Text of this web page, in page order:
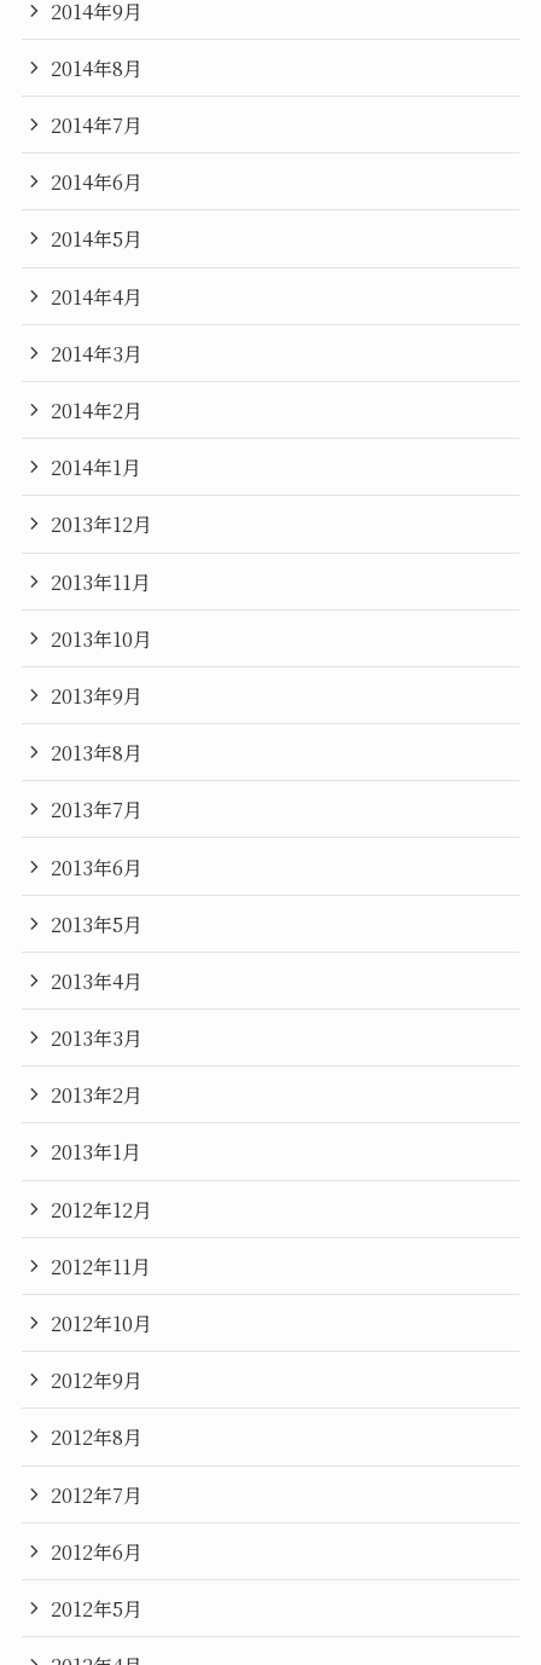
2014年9月
2014年8月
2014年7月
2014年6月
2014年5月
2014年4月
2014年3月
2014年2月
2014年1月
2013年12月
2013年11月
2013年10月
2013年9月
2013年8月
2013年7月
2013年6月
2013年5月
2013年4月
2013年3月
2013年2月
2013年1月
2012年12月
2012年11月
2012年10月
2012年9月
2012年8月
2012年7月
2012年6月
2012年5月